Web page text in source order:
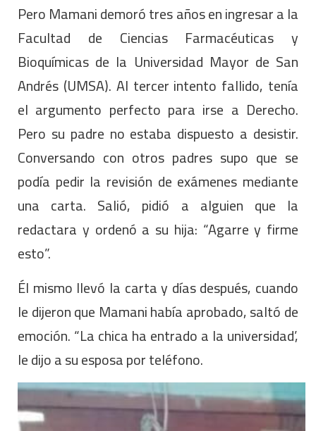
Pero Mamani demoró tres años en ingresar a la
Facultad de Ciencias Farmacéuticas y
Bioquímicas de la Universidad Mayor de San
Andrés (UMSA). Al tercer intento fallido, tenía
el argumento perfecto para irse a Derecho.
Pero su padre no estaba dispuesto a desistir.
Conversando con otros padres supo que se
podía pedir la revisión de exámenes mediante
una carta. Salió, pidió a alguien que la
redactara y ordenó a su hija: “Agarre y firme
esto”.
Él mismo llevó la carta y días después, cuando
le dijeron que Mamani había aprobado, saltó de
emoción. “La chica ha entrado a la universidad’,
le dijo a su esposa por teléfono.